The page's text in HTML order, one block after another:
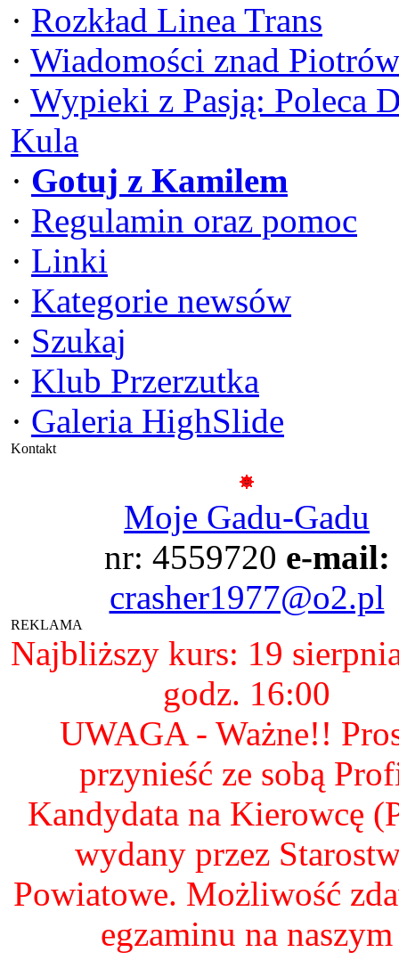
· Rozkład Linea Trans
· Wiadomości znad
· Wypieki z Pasją: Poleca
Kula
· Gotuj z Kamilem
· Regulamin oraz pomoc
· Linki
· Kategorie newsów
· Szukaj
· Klub Przerzutka
· Galeria HighSlide
Kontakt
Moje Gadu-Gadu
nr: 4559720 e-mail:
crasher1977@o2.pl
REKLAMA
Najbliższy kurs: 19
godz. 16:00
UWAGA - Ważne!!
przynieść ze sobą
Kandydata na Kierowcę
wydany przez
Powiatowe. Możliwość
egzaminu na naszym